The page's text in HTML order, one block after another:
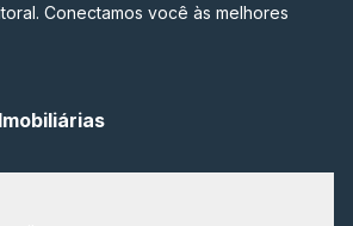
Conectamos você às melhores